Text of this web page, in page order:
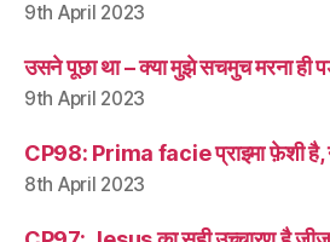
9th April 2023
उसने पूछा था – क्या मुझे सचमुच मरना ही
9th April 2023
CP98: Prima facie प्राइमा फ़ेशी है,
8th April 2023